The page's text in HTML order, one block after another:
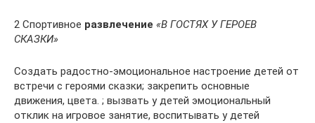
2 Спортивное развлечение «В ГОСТЯХ У ГЕРОЕВ
СКАЗКИ»
Создать радостно-эмоциональное настроение детей от
встречи с героями сказки; закрепить основные
движения, цвета. ; вызвать у детей эмоциональный
отклик на игровое занятие, воспитывать у детей